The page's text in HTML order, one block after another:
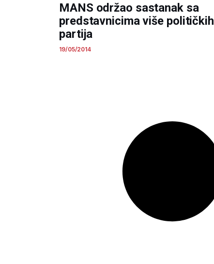
MANS održao sastanak sa
predstavnicima više političkih
partija
19/05/2014